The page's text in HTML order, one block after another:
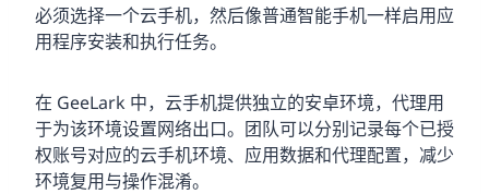
必须选择一个云手机，然后像普通智能手机一样启用应
用程序安装和执行任务。
在 GeeLark 中，云手机提供独立的安卓环境，代理用
于为该环境设置网络出口。团队可以分别记录每个已授
权账号对应的云手机环境、应用数据和代理配置，减少
环境复用与操作混淆。